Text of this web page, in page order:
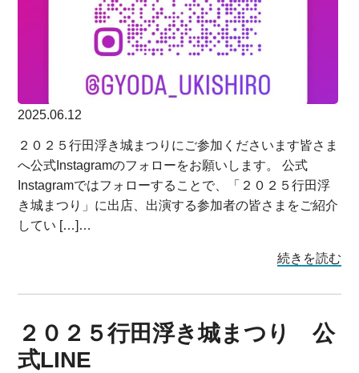
2025.06.12
２０２５行田浮き城まつりにご参加くださいます皆さま
へ公式Instagramのフォローをお願いします。 公式
Instagramではフォローすることで、「２０２５行田浮
き城まつり」に出店、出演する参加者の皆さまをご紹介
してい […]…
続きを読む
２０２５行田浮き城まつり 公
式LINE